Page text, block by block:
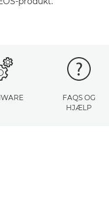
FAQS OG
HJÆLP